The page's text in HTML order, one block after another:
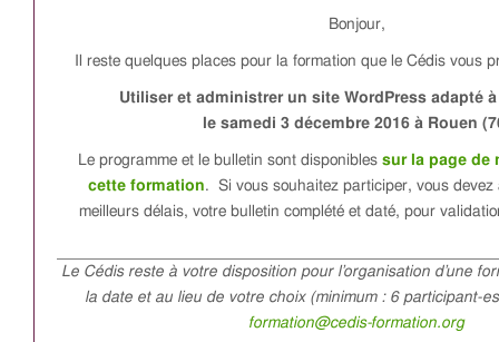
Bonjour,
Il reste quelques places pour la formation que le Cédis vous
Utiliser et administrer un site WordPress adapté
le samedi 3 décembre 2016 à Rouen
Le programme et le bulletin sont disponibles sur la page de
cette formation. Si vous souhaitez participer, vous devez
meilleurs délais, votre bulletin complété et daté, pour
Le Cédis reste à votre disposition pour l’organisation d’une
la date et au lieu de votre choix (minimum : 6 participant-
formation@cedis-formation.org